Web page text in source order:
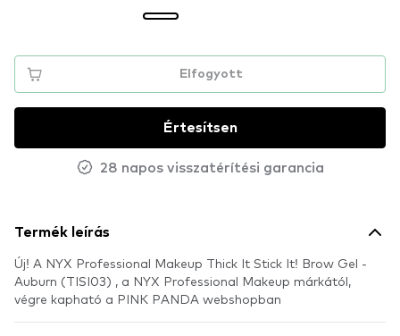
Elfogyott
Értesítsen
28 napos visszatérítési garancia
Termék leírás
Új! A NYX Professional Makeup Thick It Stick It! Brow Gel -
Auburn (TISI03) , a NYX Professional Makeup márkától,
végre kapható a PINK PANDA webshopban